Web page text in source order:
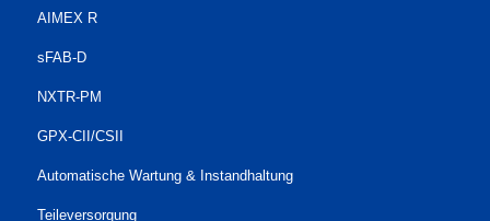
AIMEX R
sFAB-D
NXTR-PM
GPX-CII/CSII
Automatische Wartung & Instandhaltung
Teileversorgung